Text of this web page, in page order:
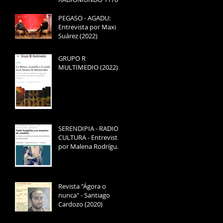
Daniela Bluth (2025)
PEGASO - AGADU:
Entrevista por Maxi
Suárez (2022)
GRUPO R
MULTIMEDIO (2022)
SERENDIPIA - RADIO
CULTURA - Entrevista
por Malena Rodríguez
Revista "Ágora o
nunca" - Santiago
Cardozo (2020)